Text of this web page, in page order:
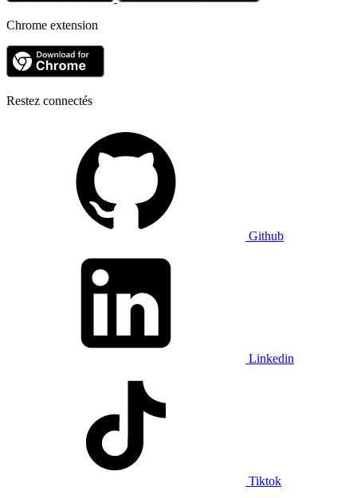
Chrome extension
Restez connectés
Github
Linkedin
Tiktok